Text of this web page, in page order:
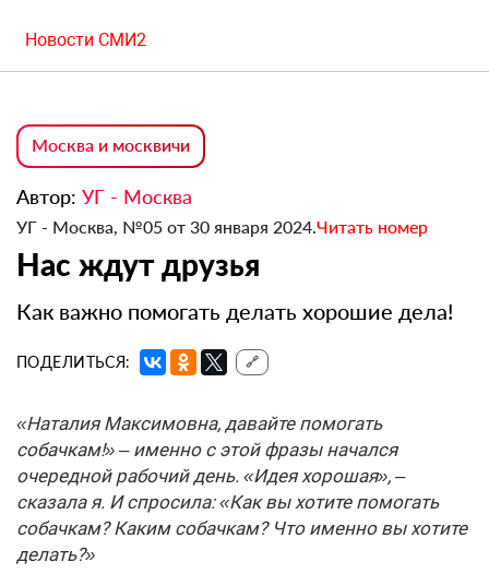
Новости СМИ2
Москва и москвичи
Автор: УГ - Москва
УГ - Москва, №05 от 30 января 2024.Читать номер
Нас ждут друзья
Как важно помогать делать хорошие дела!
ПОДЕЛИТЬСЯ: 🔗
«Наталия Максимовна, давайте помогать
собачкам!» – именно с этой фразы начался
очередной рабочий день. «Идея хорошая», –
сказала я. И спросила: «Как вы хотите помогать
собачкам? Каким собачкам? Что именно вы хотите
делать?»